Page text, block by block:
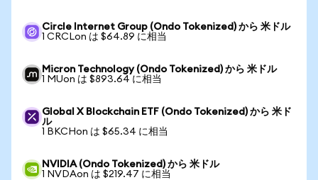
Circle Internet Group (Ondo Tokenized) から 米ドル
1 CRCLon は $64.89 に相当
Micron Technology (Ondo Tokenized) から 米ドル
1 MUon は $893.64 に相当
Global X Blockchain ETF (Ondo Tokenized) から 米ド
ル
1 BKCHon は $65.34 に相当
NVIDIA (Ondo Tokenized) から 米ドル
1 NVDAon は $219.47 に相当